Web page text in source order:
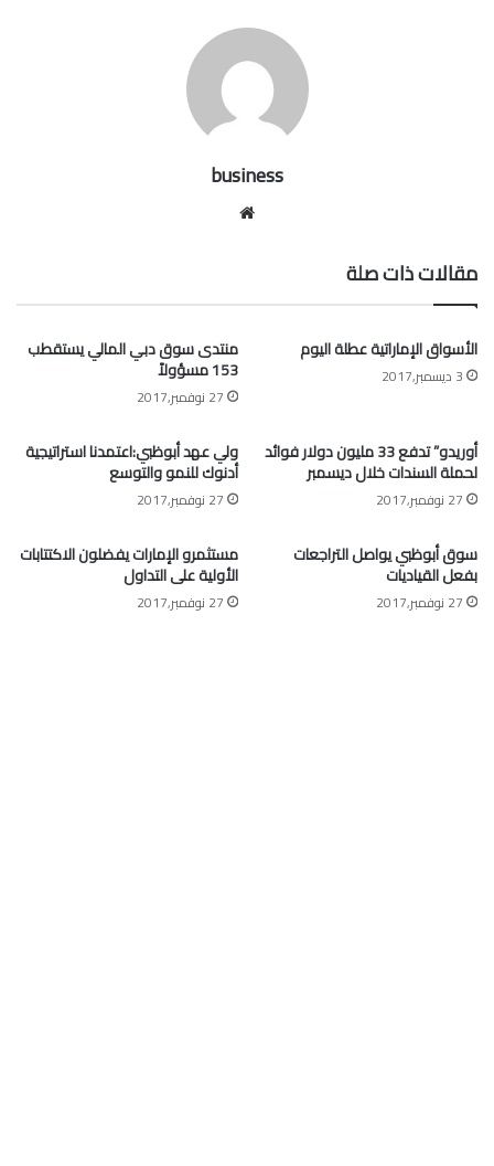
business
مقالات ذات صلة
الأسواق الإماراتية عطلة اليوم
3 ديسمبر,2017
منتدى سوق دبي المالي يستقطب
153 مسؤولاً
27 نوفمبر,2017
أوريدو” تدفع 33 مليون دولار فوائد
لحملة السندات خلال ديسمبر
27 نوفمبر,2017
ولي عهد أبوظبي:اعتمدنا استراتيجية
أدنوك للنمو والتوسع
27 نوفمبر,2017
سوق أبوظبي يواصل التراجعات
بفعل القياديات
27 نوفمبر,2017
مستثمرو الإمارات يفضلون الاكتتابات
الأولية على التداول
27 نوفمبر,2017